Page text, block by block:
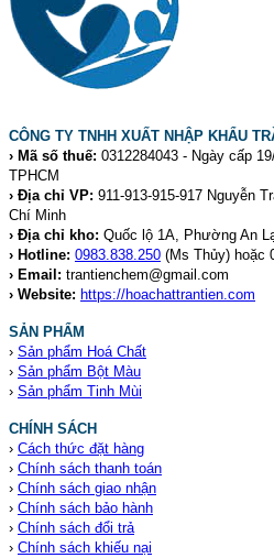
CÔNG TY TNHH XUẤT NHẬP KHẨU
› Mã số thuế: 0312284043 - Ngày cấp
TPHCM
› Địa chỉ VP: 911-913-915-917 Nguyễn
Chí Minh
› Địa chỉ kho: Quốc lộ 1A, Phường An
› Hotline: 0983.838.250 (Ms Thủy) hoặc
› Email: trantienchem@gmail.com
› Website: https://hoachattrantien.com
SẢN PHẨM
› Sản phẩm Hoá Chất
› Sản phẩm Bột Màu
› Sản phẩm Tinh Mùi
CHÍNH SÁCH
› Cách thức đặt hàng
› Chính sách thanh toán
› Chính sách giao nhận
› Chính sách bảo hành
› Chính sách đổi trả
› Chính sách khiếu nại